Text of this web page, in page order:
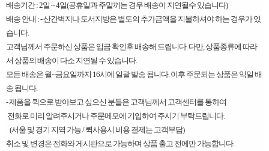
배송기간 : 2일 ~ 4일(공휴일과 주말끼는 경우 배송이 지연될수 있습니다)
배송 안내 : - 산간벽지나 도서지방은 별도의 추가금액을 지불하셔야 하는 경우가 있
습니다.
고객님께서 주문하신 상품은 입금 확인후 배송해 드립니다. 다만, 상품종류에 따라
서 상품의 배송이 다소 지연될 수 있습니다.
모든 배송은 월~금요일까지 16시에 일괄 발송 됩니다. 이후 주문되는 상품은 익일 배
송 됩니다.
​-제품을 퀵으로 받아보고 싶으신 분들은 고객님께서 고객센터를 통하여
전화로 미리 알려주시거나 주문메모에 기입하여 주시기 부탁드립니다.
(서울 및 경기 지역 가능 / 퀵사용시 비용 결제는 고객부담)
취소 및 변경은 전화와 게시판으로 가능하며 상품 출고 전에만 가능합니다.